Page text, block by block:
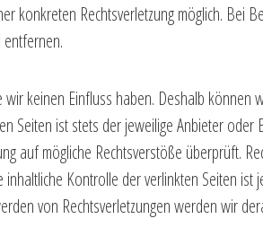
konkreten Rechtsverletzung möglich. Bei
keinen Einfluss haben. Deshalb können
Seiten ist stets der jeweilige Anbieter oder
auf mögliche Rechtsverstöße überprüft.
Kontrolle der verlinkten Seiten ist
von Rechtsverletzungen werden wir